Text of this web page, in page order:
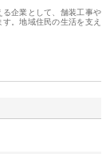
企業として、舗装工事や
。地域住民の生活を支え